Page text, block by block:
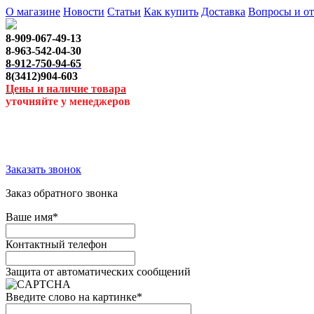
О магазине Новости Статьи Как купить Доставка Вопросы и
8-909-067-49-13
8-963-542-04-30
8-912-750-94-65
8(3412)904-603
Цены и наличие товара
уточняйте у менеджеров
Заказать звонок
Заказ обратного звонка
Ваше имя*
Контактный телефон
Защита от автоматических сообщений
Введите слово на картинке*